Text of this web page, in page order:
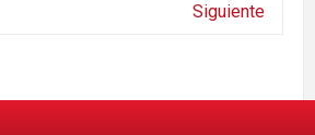
Siguiente